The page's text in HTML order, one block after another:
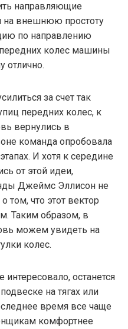
направляющие
на внешнюю простоту
по направлению
колес машины
отлично.
за счет так
передних колес, к
вернулись в
команда опробовала
И хотя к середине
от этой идеи,
Джеймс Эллисон не
том, что этот вектор
Таким образом, в
можем увидеть на
колес.
останется
на тягах или
время все чаще
комфортнее